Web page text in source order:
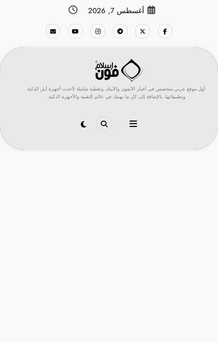
أغسطس 7, 2026
أول موقع عربي متخصص في أخبار الآيفون والآيباد، وتغطية شاملة لأحدث أجهزة أبل الذكية
وتطبيقاتها، بالإضافة إلى كل ما يهمك في عالم التقنية والأجهزة الذكية.